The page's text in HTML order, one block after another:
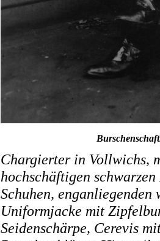
Chargierter in Vollwichs,
hochschäftigen
Schuhen,
Uniformjacke mit
Seidenschärpe, Cerevis